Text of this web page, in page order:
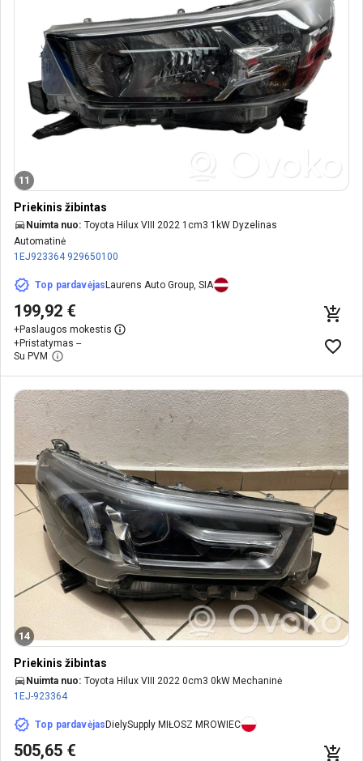
11
Priekinis žibintas
Nuimta nuo: Toyota Hilux VIII 2022 1cm3 1kW Dyzelinas
Automatinė
1EJ923364 929650100
Top pardavėjasLaurens Auto Group, SIA
199,92 €
+Paslaugos mokestis
+Pristatymas --
Su PVM
14
Priekinis žibintas
Nuimta nuo: Toyota Hilux VIII 2022 0cm3 0kW Mechaninė
1EJ-923364
Top pardavėjasDielySupply MIŁOSZ MROWIEC
505,65 €